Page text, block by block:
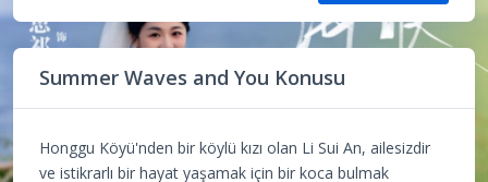
Summer Waves and You Konusu
Honggu Köyü'nden bir köylü kızı olan Li Sui An, ailesizdir
ve istikrarlı bir hayat yaşamak için bir koca bulmak